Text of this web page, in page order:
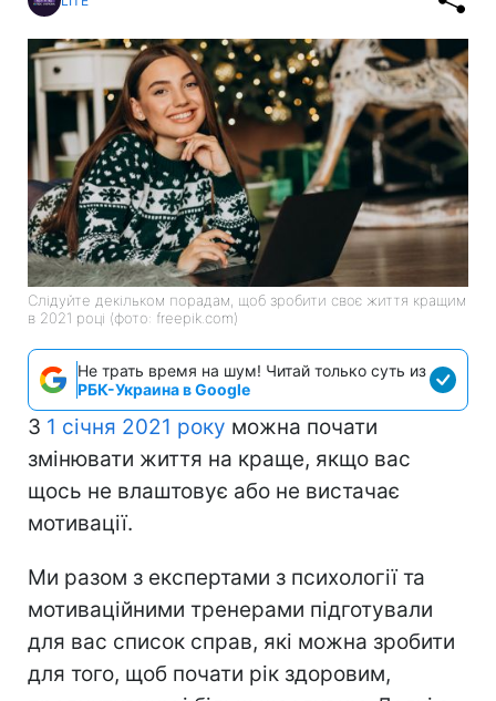
Слідуйте декільком порадам, щоб зробити своє життя кращим
в 2021 році (фото: freepik.com)
Не трать время на шум! Читай только суть из
РБК-Украина в Google
З 1 січня 2021 року можна почати
змінювати життя на краще, якщо вас
щось не влаштовує або не вистачає
мотивації.
Ми разом з експертами з психології та
мотиваційними тренерами підготували
для вас список справ, які можна зробити
для того, щоб почати рік здоровим,